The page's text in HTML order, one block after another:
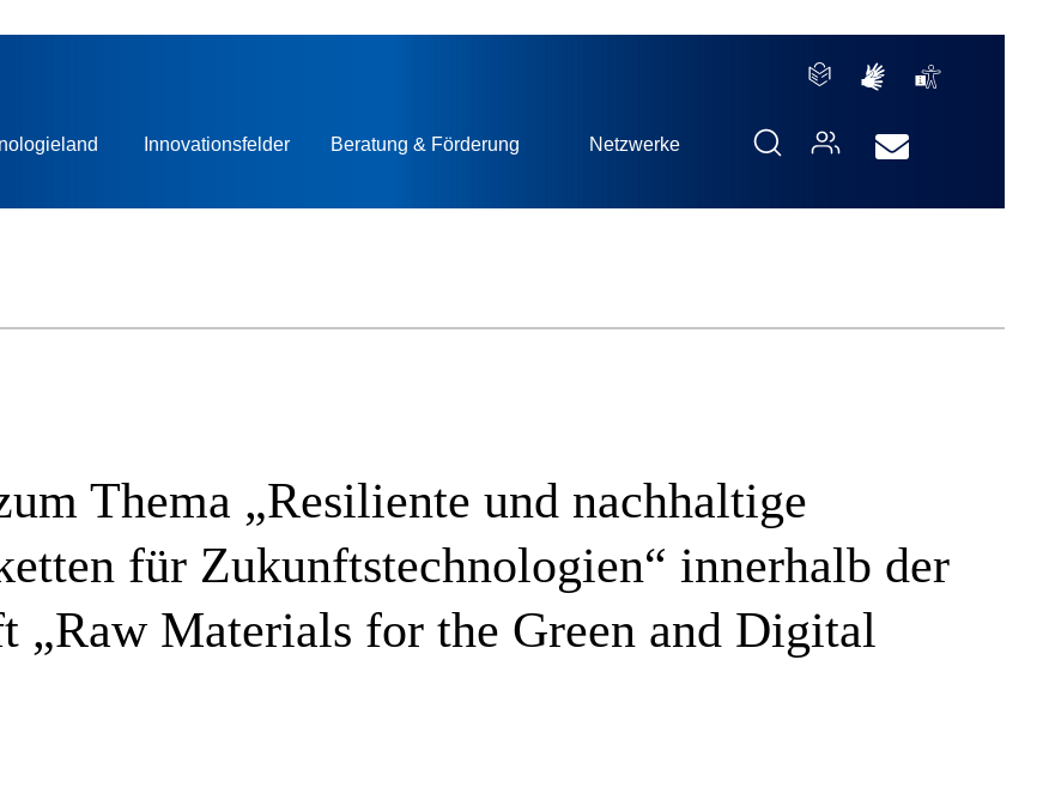
Innovationsfelder Beratung & Förderung Netzwerke
Thema „Resiliente und nachhaltige
für Zukunftstechnologien“ innerhalb der
„Raw Materials for the Green and Digital